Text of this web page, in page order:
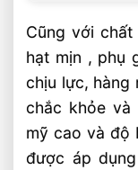
Cũng với
hạt mịn , phụ
chịu lực, hàng
chắc khỏe và
mỹ cao và độ
được áp